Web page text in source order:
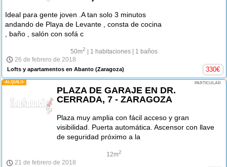
Ideal para gente joven .A tan solo 3 minutos
andando de Playa de Levante , consta de cocina
, baño , salón con sofá c
50m2 | 1 habitaciones | 1 baños
26 de febrero de 2018
Lofts y apartamentos en Abanto (Zaragoza) 330€
-ALQUILO- PARTICULAR
PLAZA DE GARAJE EN DR.
CERRADA, 7 - ZARAGOZA
Plaza muy amplia con fácil acceso y gran
visibilidad. Puerta automática. Ascensor con llave
de seguridad próximo a la
12m2
21 de febrero de 2018